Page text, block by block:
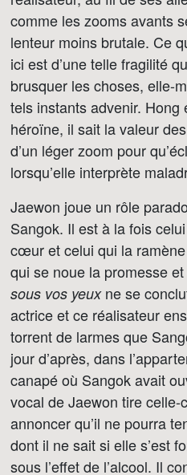
comme les zooms avants
lenteur moins brutale. Ce
ici est d’une telle fragilité
brusquer les choses, elle-
tels instants advenir. Hong
héroïne, il sait la valeur
d’un léger zoom pour
lorsqu’elle interprète
Jaewon joue un rôle
Sangok. Il est à la fois
cœur et celui qui la
qui se noue la promesse
sous vos yeuxne se
actrice et ce réalisateur
torrent de larmes que
jour d’après, dans
canapé où Sangok avait
vocal de Jaewon tire
annoncer qu’il ne pourra
dont il ne sait si elle s’est
sous l’effet de l’alcool. Il